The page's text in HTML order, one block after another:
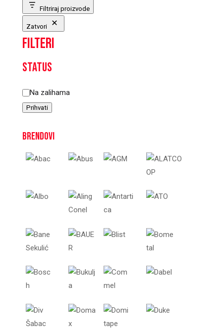
Filtriraj proizvode
Zatvori
Filteri
Status
Status
Na zalihama
Prihvati
Brendovi